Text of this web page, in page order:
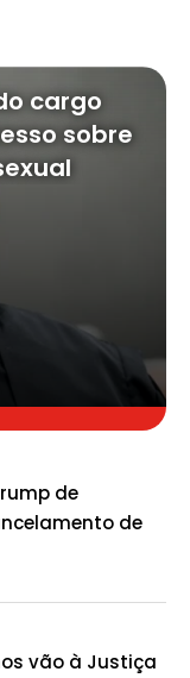
cargo
sobre
de
de
vão à Justiça